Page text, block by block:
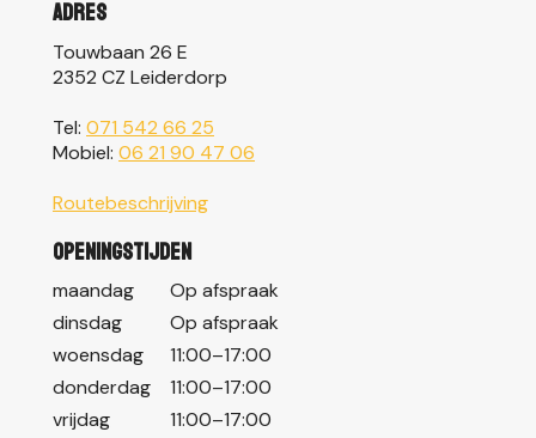
Adres
Touwbaan 26 E
2352 CZ Leiderdorp
Tel: 071 542 66 25
Mobiel: 06 21 90 47 06
Routebeschrijving
Openingstijden
maandag
Op afspraak
dinsdag
Op afspraak
woensdag
11:00–17:00
donderdag
11:00–17:00
vrijdag
11:00–17:00